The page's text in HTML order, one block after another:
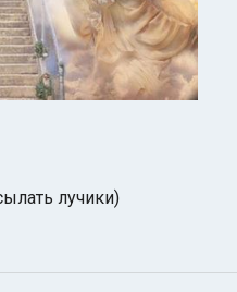
лучики)